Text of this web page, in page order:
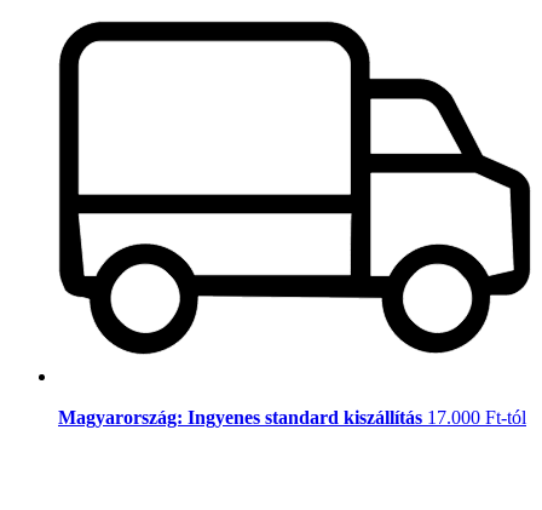
Magyarország: Ingyenes standard kiszállítás 17.000 Ft-tól